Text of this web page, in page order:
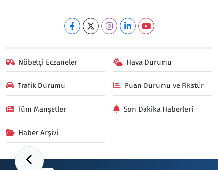
Nöbetçi Eczaneler Hava Durumu
Trafik Durumu Puan Durumu ve Fikstür
Tüm Manşetler Son Dakika Haberleri
Haber Arşivi